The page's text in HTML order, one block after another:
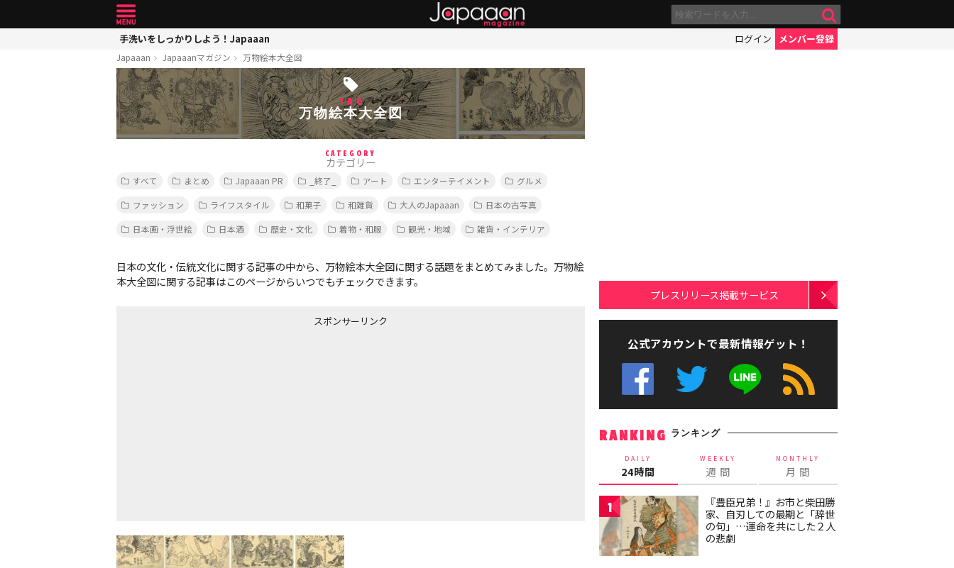
手洗いをしっかりしよう！Japaaan ログイン メンバー登録
Japaaan Japaaanマガジン 万物絵本大全図
TAG
万物絵本大全図
CATEGORY
カテゴリー
すべて まとめ Japaaan PR _終了_ アート エンターテイメント
グルメ
ファッション
ライフスタイル 和菓子 和雑貨 大人のJapaaan
日本の古写真
日本画・浮世絵
日本酒 歴史・文化 着物・和服 観光・地域 雑貨・インテリア
日本の文化・伝統文化に関する記事の中から、万物絵本大全図に関する話題をまとめてみました。万物絵
本大全図に関する記事はこのページからいつでもチェックできます。
スポンサーリンク
プレスリリース掲載サービス
公式アカウントで最新情報ゲット！
RANKING ランキング
DAILY
24時間
WEEKLY
週 間
MONTHLY
月 間
1
『豊臣兄弟！』お市と柴田勝
家、自刃しての最期と「辞世
の句」…運命を共にした２人
の悲劇